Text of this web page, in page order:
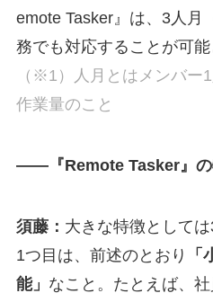
emote Tasker』は、3人月
務でも対応することが可能
（※1）人月とはメンバー
作業量のこと
——『Remote Tasker』
須藤： 大きな特徴としては
1つ目は、前述のとおり
能」 なこと。たとえば、